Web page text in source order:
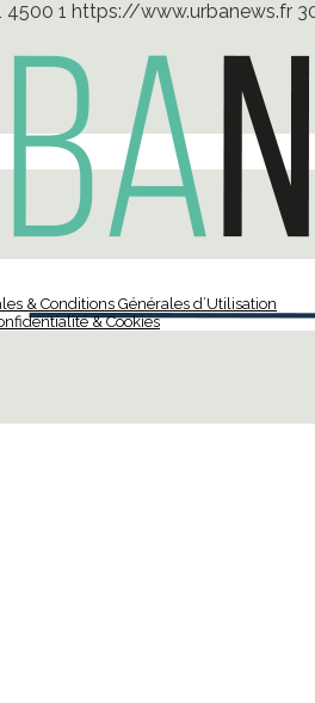
4500 1 https://www.urbanews.fr
& Conditions Générales d’Utilisation
& Cookies